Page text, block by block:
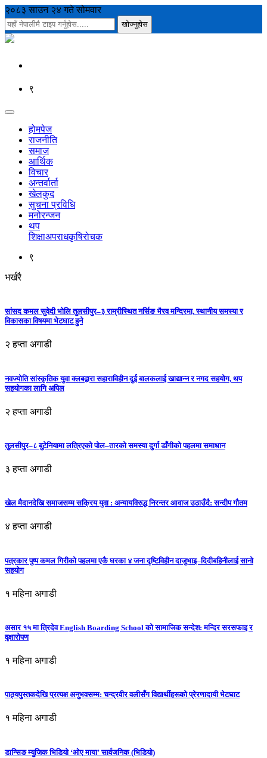
२०८३ साउन २४ गते सोमवार
९
होमपेज
राजनीति
समाज
आर्थिक
विचार
अन्तर्वार्ता
खेलकुद
सुचना प्रविधि
मनोरन्जन
थप
शिक्षाअपराधकृषिरोचक
९
भर्खरै
सांसद कमल सुवेदी भोलि तुलसीपुर–३ राम्रीस्थित नर्सिङ भैरव मन्दिरमा, स्थानीय समस्या र
विकासका विषयमा भेटघाट हुने
२ हप्ता अगाडी
नवज्योति सांस्कृतिक युवा क्लबद्वारा सहाराविहीन दुई बालकलाई खाद्यान्न र नगद सहयोग, थप
सहयोगका लागि अपिल
२ हप्ता अगाडी
तुलसीपुर–८ बुटेनियामा लत्रिएको पोल–तारको समस्या दुर्गा डाँगीको पहलमा समाधान
३ हप्ता अगाडी
खेल मैदानदेखि समाजसम्म सक्रिय युवा : अन्यायविरुद्ध निरन्तर आवाज उठाउँदै: सन्दीप गौतम
४ हप्ता अगाडी
पत्रकार पुष्प कमल गिरीको पहलमा एकै घरका ४ जना दृष्टिविहीन दाजुभाइ–दिदीबहिनीलाई सानो
सहयोग
१ महिना अगाडी
असार १५ मा त्रिदेव English Boarding School को सामाजिक सन्देश: मन्दिर सरसफाइ र
वृक्षारोपण
१ महिना अगाडी
पाठ्यपुस्तकदेखि प्रत्यक्ष अनुभवसम्म: चन्द्रवीर वलीसँग विद्यार्थीहरूको प्रेरणादायी भेटघाट
१ महिना अगाडी
डान्सिङ म्युजिक भिडियो ‘ओए माया’ सार्वजनिक (भिडियो)